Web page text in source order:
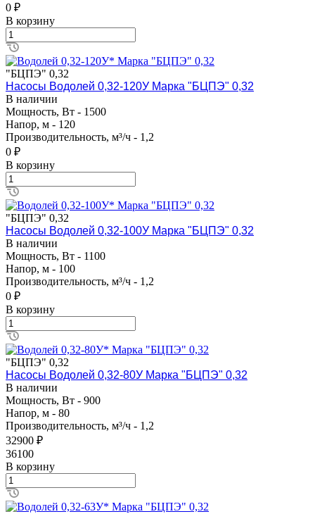
0 ₽
В корзину
"БЦПЭ" 0,32
Насосы Водолей 0,32-120У Марка "БЦПЭ" 0,32
В наличии
Мощность, Вт - 1500
Напор, м - 120
Производительность, м³/ч - 1,2
0 ₽
В корзину
"БЦПЭ" 0,32
Насосы Водолей 0,32-100У Марка "БЦПЭ" 0,32
В наличии
Мощность, Вт - 1100
Напор, м - 100
Производительность, м³/ч - 1,2
0 ₽
В корзину
"БЦПЭ" 0,32
Насосы Водолей 0,32-80У Марка "БЦПЭ" 0,32
В наличии
Мощность, Вт - 900
Напор, м - 80
Производительность, м³/ч - 1,2
32900 ₽
36100
В корзину